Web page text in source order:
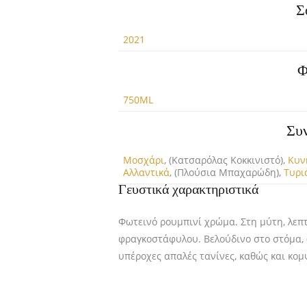
2021
750ML
Μοσχάρι, (Κατσαρόλας Kοκκινιστό),
Αλλαντικά, (Πλούσια Μπαχαρώδη),
Γευστικά χαρακτηριστικά
Φωτεινό ρουμπινί χρώμα. Στη μύτη,
φραγκοστάφυλου. Βελούδινο στο στόμα,
υπέροχες απαλές τανίνες, καθώς και